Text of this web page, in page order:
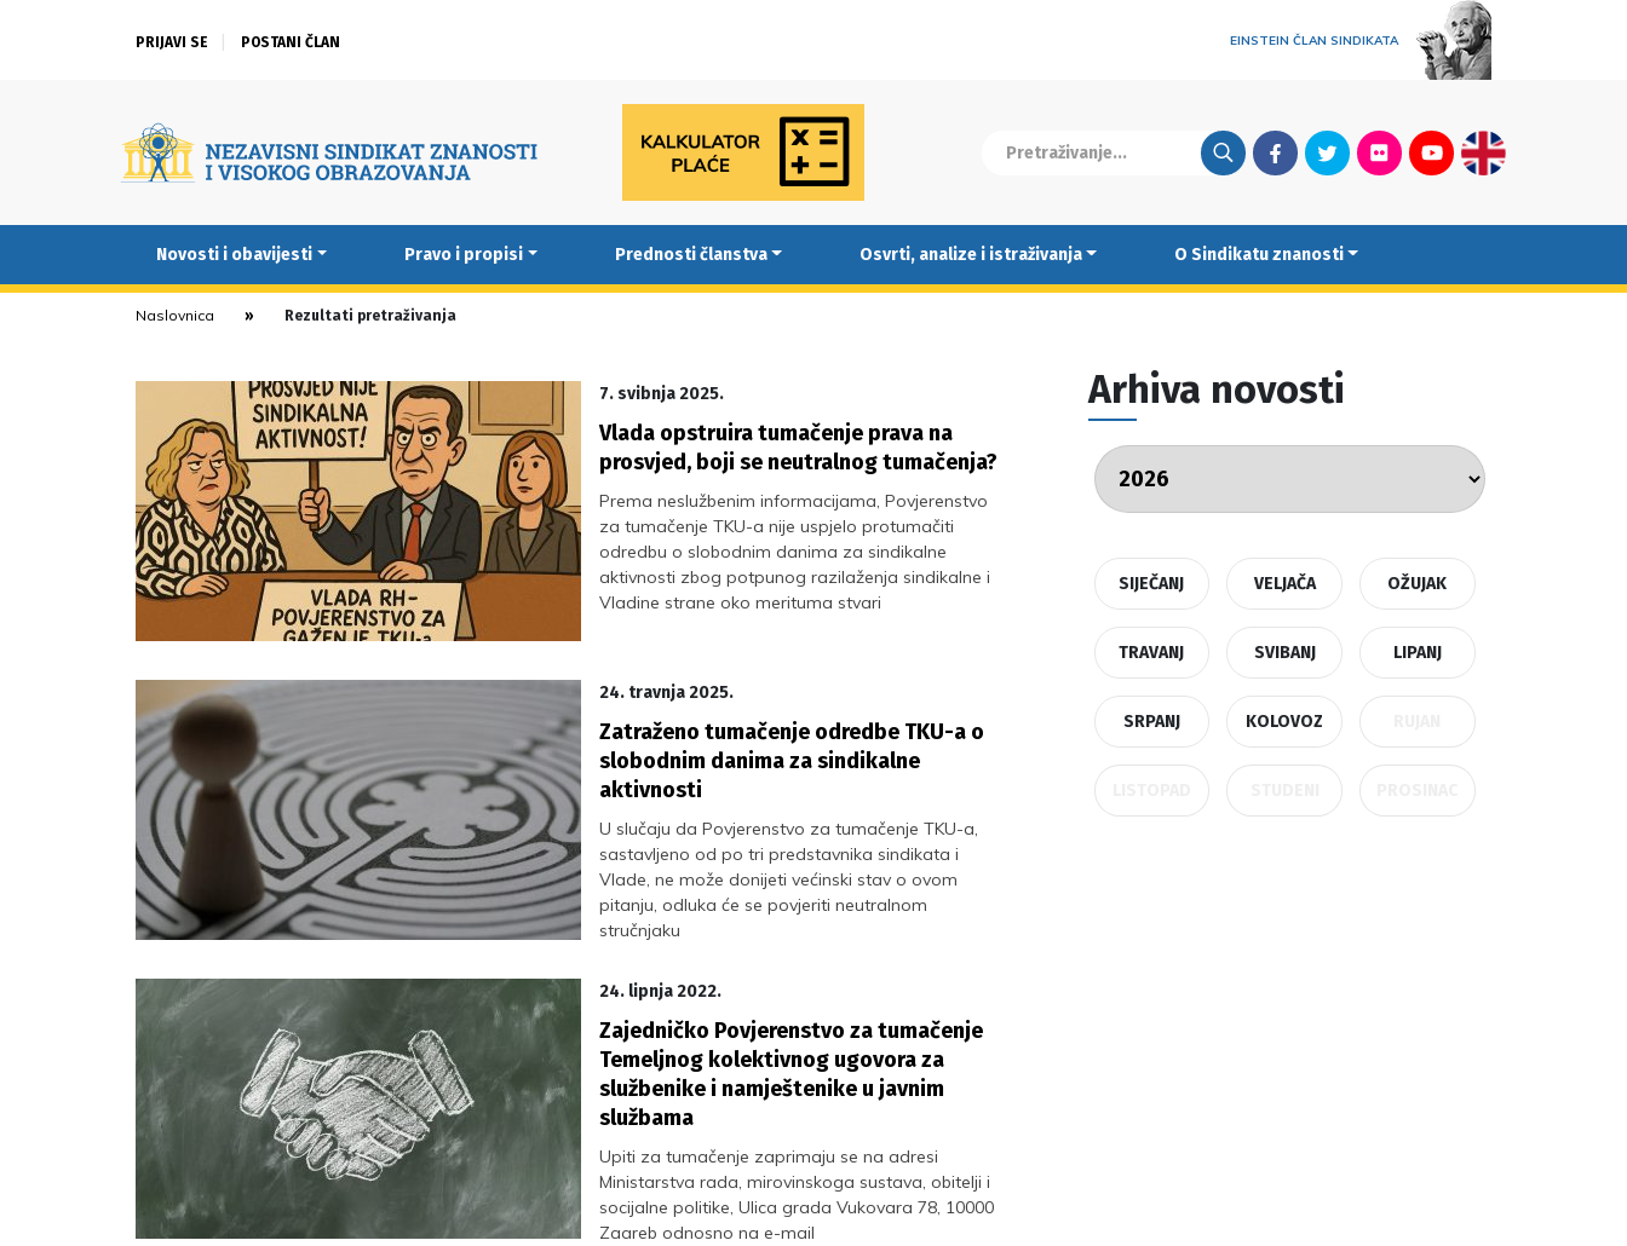
PRIJAVI SE POSTANI ČLAN EINSTEIN ČLAN SINDIKATA
FacebookTwitterFlickrYoutubeEnglish
Novosti i obavijesti Pravo i propisi Prednosti članstva Osvrti, analize i istraživanja O Sindikatu znanosti
Naslovnica Rezultati pretraživanja
7. svibnja 2025.
Vlada opstruira tumačenje prava na
prosvjed, boji se neutralnog tumačenja?
Prema neslužbenim informacijama, Povjerenstvo
za tumačenje TKU-a nije uspjelo protumačiti
odredbu o slobodnim danima za sindikalne
aktivnosti zbog potpunog razilaženja sindikalne i
Vladine strane oko merituma stvari
24. travnja 2025.
Zatraženo tumačenje odredbe TKU-a o
slobodnim danima za sindikalne
aktivnosti
U slučaju da Povjerenstvo za tumačenje TKU-a,
sastavljeno od po tri predstavnika sindikata i
Vlade, ne može donijeti većinski stav o ovom
pitanju, odluka će se povjeriti neutralnom
stručnjaku
24. lipnja 2022.
Zajedničko Povjerenstvo za tumačenje
Temeljnog kolektivnog ugovora za
službenike i namještenike u javnim
službama
Upiti za tumačenje zaprimaju se na adresi
Ministarstva rada, mirovinskoga sustava, obitelji i
socijalne politike, Ulica grada Vukovara 78, 10000
Zagreb odnosno na e-mail
Arhiva novosti
SIJEČANJ VELJAČA OŽUJAK
TRAVANJ SVIBANJ LIPANJ
SRPANJ KOLOVOZ